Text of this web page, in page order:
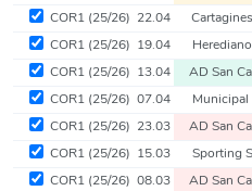
COR1 (25/26) 22.04 Cartagines
COR1 (25/26) 19.04 Herediano
COR1 (25/26) 13.04 AD San
COR1 (25/26) 07.04 Municipal
COR1 (25/26) 23.03 AD San
COR1 (25/26) 15.03 Sporting S
COR1 (25/26) 08.03 AD San